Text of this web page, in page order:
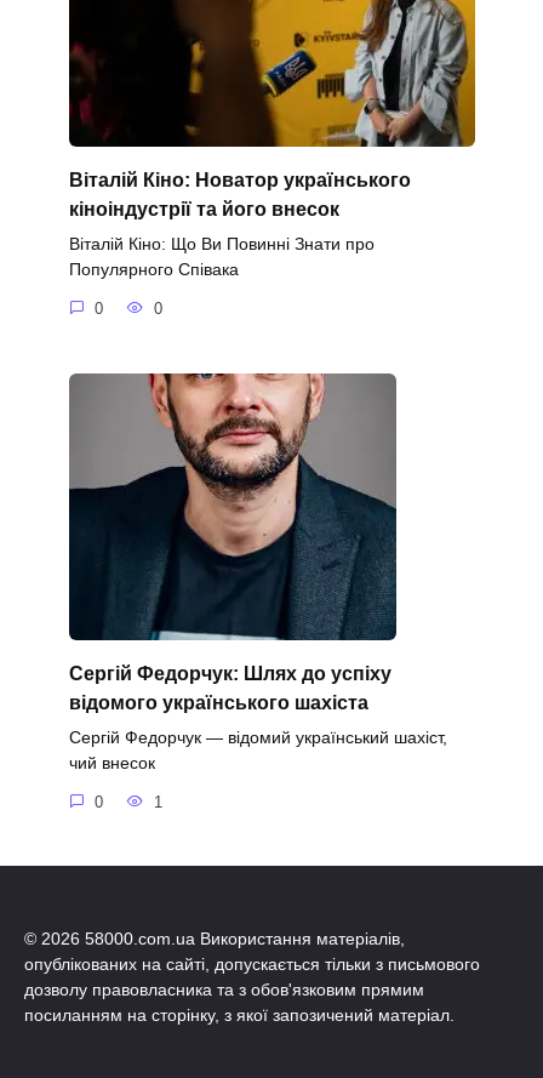
Віталій Кіно: Новатор українського
кіноіндустрії та його внесок
Віталій Кіно: Що Ви Повинні Знати про
Популярного Співака
0 0
Сергій Федорчук: Шлях до успіху
відомого українського шахіста
Сергій Федорчук — відомий український шахіст,
чий внесок
0 1
© 2026 58000.com.ua Використання матеріалів,
опублікованих на сайті, допускається тільки з письмового
дозволу правовласника та з обов'язковим прямим
посиланням на сторінку, з якої запозичений матеріал.